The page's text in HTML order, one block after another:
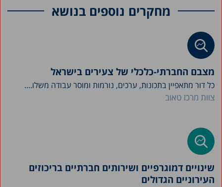
מחקרים נוספים בנושא
מצבם החברתי-כלכלי של צעירים בישראל
כל דור מתאפיין בתכונות, ערכים, נורמות ומוסר עבודה משלו....
צוות מרכז טאוב
שינויים דמוגרפיים ושירותים חברתיים בריכוזים
העירוניים הגדולים